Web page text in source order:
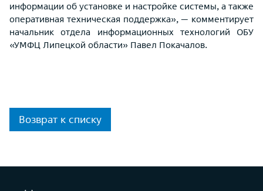
информации об установке и настройке системы, а также
оперативная техническая поддержка», — комментирует
начальник отдела информационных технологий ОБУ
«УМФЦ Липецкой области» Павел Покачалов.
Возврат к списку